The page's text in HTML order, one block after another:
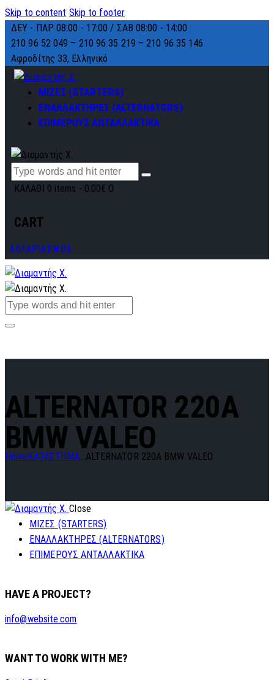
Skip to content Skip to footer
ΔΕΥ - ΠΑΡ 08:00 - 17:00 / ΣΑΒ 08:00 - 14:00
210 96 52 049 – 210 96 35 219 –210 96 35 146
Αφροδίτης 33, Ελληνικό
ΜΙΖΕΣ (STARTERS)
ΕΝΑΛΛΑΚΤΗΡΕΣ (ALTERNATORS)
ΕΠΙΜΕΡΟΥΣ ΑΝΤΑΛΛΑΚΤΙΚΑ
ΚΑΛΑΘΙ 0 items - 0.00€ 0
CART
ΛΟΓΑΡΙΑΣΜΟΣ
ALTERNATOR 220A
BMW VALEO
Home ΚΑΤΑΣΤΗΜΑ...ALTERNATOR 220A BMW VALEO
Close
ΜΙΖΕΣ (STARTERS)
ΕΝΑΛΛΑΚΤΗΡΕΣ (ALTERNATORS)
ΕΠΙΜΕΡΟΥΣ ΑΝΤΑΛΛΑΚΤΙΚΑ
HAVE A PROJECT?
info@website.com
WANT TO WORK WITH ME?